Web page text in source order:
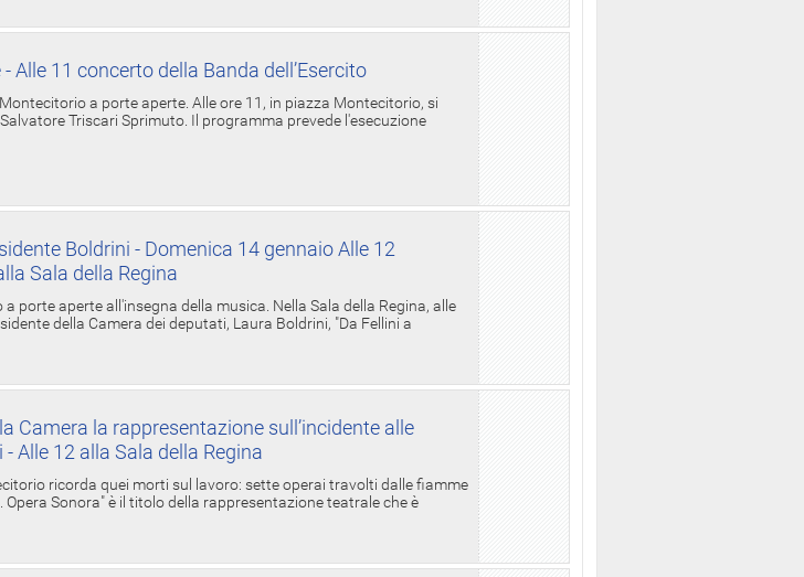
11 concerto della Banda dell’Esercito
a porte aperte. Alle ore 11, in piazza Montecitorio, si
Triscari Sprimuto. Il programma prevede l'esecuzione
Boldrini - Domenica 14 gennaio Alle 12
Sala della Regina
porte aperte all'insegna della musica. Nella Sala della Regina, alle
della Camera dei deputati, Laura Boldrini, "Da Fellini a
Camera la rappresentazione sull’incidente alle
Alle 12 alla Sala della Regina
ricorda quei morti sul lavoro: sette operai travolti dalle fiamme
Opera Sonora" è il titolo della rappresentazione teatrale che è